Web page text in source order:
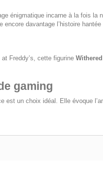
énigmatique incarne à la fois la
encore davantage l’histoire
Freddy’s, cette figurine
gaming
est un choix idéal. Elle évoque